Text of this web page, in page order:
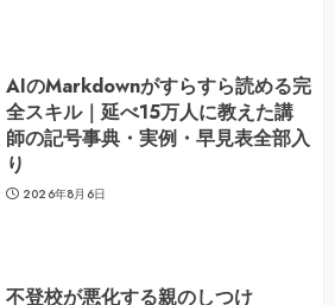
AIのMarkdownがすらすら読める完
全スキル｜延べ15万人に教えた講
師の記号事典・実例・早見表全部入
り
2026年8月6日
不登校が悪化する親のしつけ